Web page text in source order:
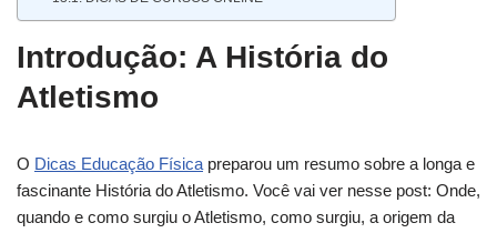
Introdução: A História do
Atletismo
O Dicas Educação Física preparou um resumo sobre a longa e
fascinante História do Atletismo. Você vai ver nesse post: Onde,
quando e como surgiu o Atletismo, como surgiu, a origem da